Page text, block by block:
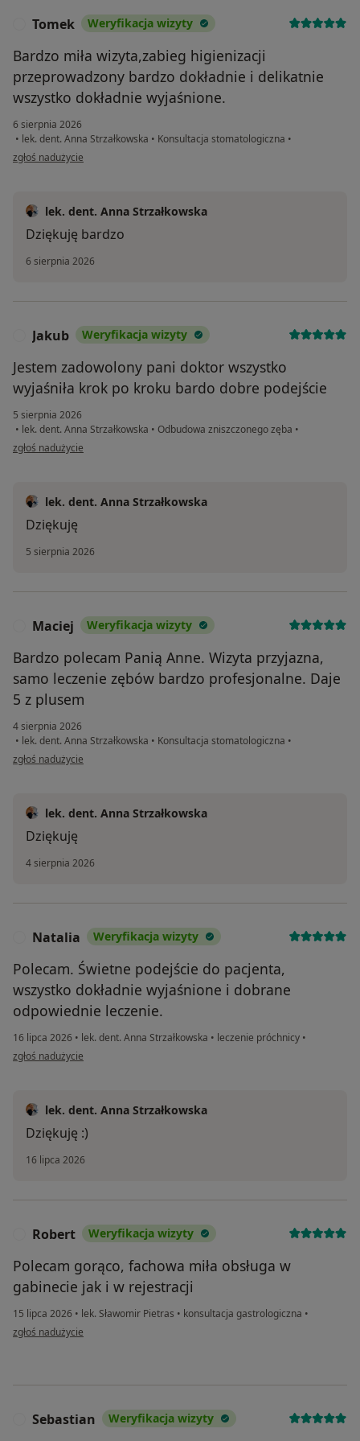
Tomek Weryfikacja wizyty
Bardzo miła wizyta,zabieg higienizacji
przeprowadzony bardzo dokładnie i delikatnie
wszystko dokładnie wyjaśnione.
6 sierpnia 2026
• lek. dent. Anna Strzałkowska • Konsultacja stomatologiczna •
w opinii użytkownika Tomek
zgłoś nadużycie
lek. dent. Anna Strzałkowska
Dziękuję bardzo
6 sierpnia 2026
Jakub Weryfikacja wizyty
Jestem zadowolony pani doktor wszystko
wyjaśniła krok po kroku bardo dobre podejście
5 sierpnia 2026
• lek. dent. Anna Strzałkowska • Odbudowa zniszczonego zęba •
w opinii użytkownika Jakub
zgłoś nadużycie
lek. dent. Anna Strzałkowska
Dziękuję
5 sierpnia 2026
Maciej Weryfikacja wizyty
Bardzo polecam Panią Anne. Wizyta przyjazna,
samo leczenie zębów bardzo profesjonalne. Daje
5 z plusem
4 sierpnia 2026
• lek. dent. Anna Strzałkowska • Konsultacja stomatologiczna •
w opinii użytkownika Maciej
zgłoś nadużycie
lek. dent. Anna Strzałkowska
Dziękuję
4 sierpnia 2026
Natalia Weryfikacja wizyty
Polecam. Świetne podejście do pacjenta,
wszystko dokładnie wyjaśnione i dobrane
odpowiednie leczenie.
16 lipca 2026 • lek. dent. Anna Strzałkowska • leczenie próchnicy •
w opinii użytkownika Natalia
zgłoś nadużycie
lek. dent. Anna Strzałkowska
Dziękuję :)
16 lipca 2026
Robert Weryfikacja wizyty
Polecam gorąco, fachowa miła obsługa w
gabinecie jak i w rejestracji
15 lipca 2026 • lek. Sławomir Pietras • konsultacja gastrologiczna •
w opinii użytkownika Robert
zgłoś nadużycie
Sebastian Weryfikacja wizyty